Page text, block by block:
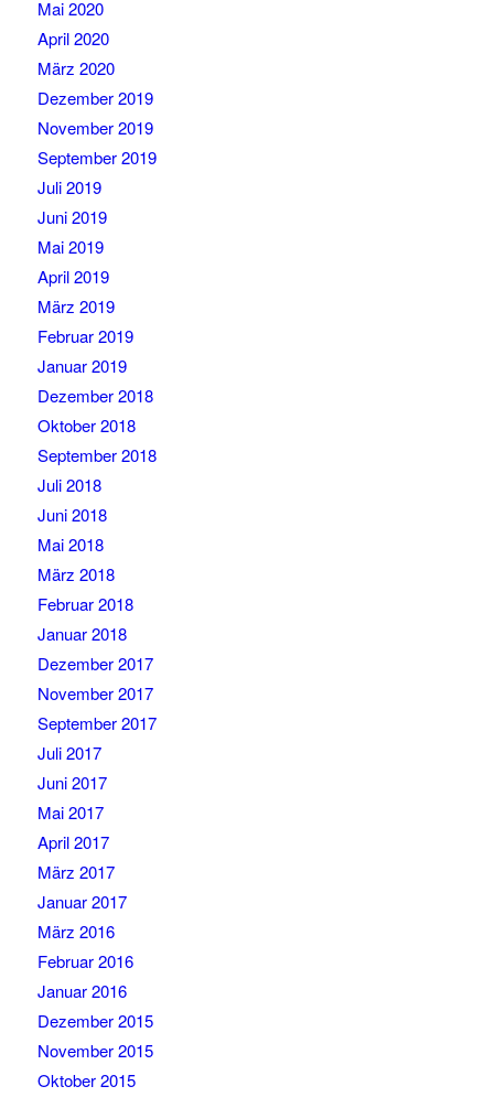
Mai 2020
April 2020
März 2020
Dezember 2019
November 2019
September 2019
Juli 2019
Juni 2019
Mai 2019
April 2019
März 2019
Februar 2019
Januar 2019
Dezember 2018
Oktober 2018
September 2018
Juli 2018
Juni 2018
Mai 2018
März 2018
Februar 2018
Januar 2018
Dezember 2017
November 2017
September 2017
Juli 2017
Juni 2017
Mai 2017
April 2017
März 2017
Januar 2017
März 2016
Februar 2016
Januar 2016
Dezember 2015
November 2015
Oktober 2015